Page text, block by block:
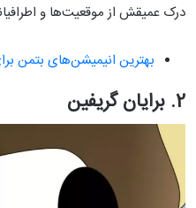
درک عمیقش از موقعیت‌ها و
بهترین انیمیشن‌های بتمن
2. برایان گریفین